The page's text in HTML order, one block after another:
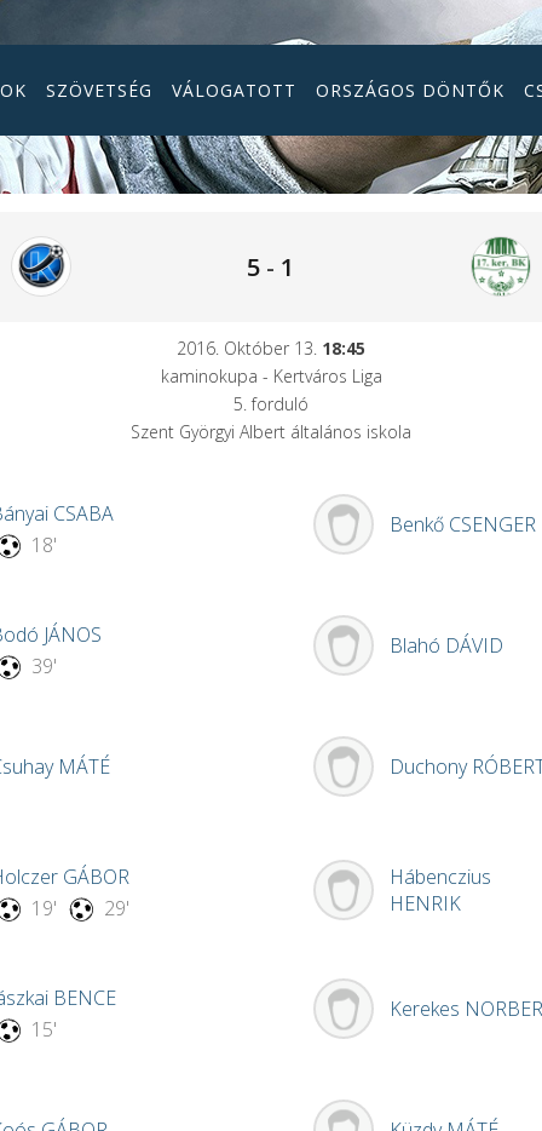
SZÖVETSÉG VÁLOGATOTT ORSZÁGOS DÖNTŐK
5 - 1
2016. Október 13. 18:45
kaminokupa - Kertváros Liga
5. forduló
Szent Györgyi Albert általános iskola
CSABA
18'
JÁNOS
39'
MÁTÉ
GÁBOR
19'
29'
BENCE
15'
Benkő CSENGER
Blahó DÁVID
Duchony
Hábenczius
HENRIK
Kerekes